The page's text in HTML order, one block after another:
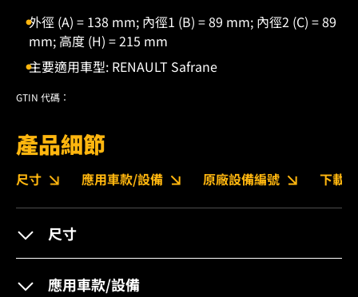
外徑 (A) = 138 mm; 內徑1 (B) = 89 mm; 內徑2 (C) = 89
mm; 高度 (H) = 215 mm
主要適用車型: RENAULT Safrane
GTIN 代碼：
產品細節
尺寸 應用車款/設備 原廠設備編號 下載
尺寸
應用車款/設備